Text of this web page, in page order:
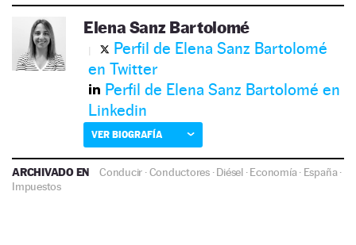
Elena Sanz Bartolomé
Perfil de Elena Sanz Bartolomé
en Twitter
Perfil de Elena Sanz Bartolomé en
Linkedin
VER BIOGRAFÍA
ARCHIVADO EN Conducir ·Conductores·Diésel·Economía· España·
Impuestos